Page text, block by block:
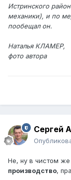
Истринского
механики), и по
пообещал он.
Наталья КЛАМЕР,
фото автора
Сергей
Не, ну в чистом
производство,